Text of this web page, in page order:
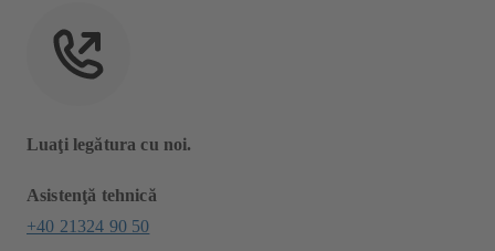
Luaţi legătura cu noi.
Asistenţă tehnică
+40 21324 90 50